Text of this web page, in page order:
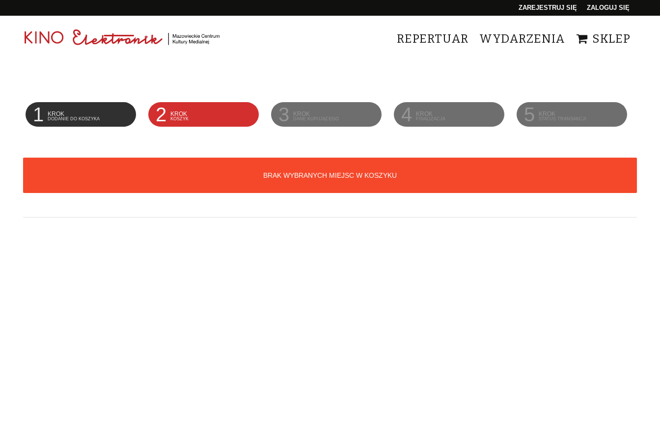
ZAREJESTRUJ SIĘ ZALOGUJ SIĘ
REPERTUAR WYDARZENIA SKLEP
1 KROK
DODANIE DO KOSZYKA 2 KROK
KOSZYK 3 KROK
DANE KUPUJĄCEGO 4 KROK
FINALIZACJA 5 KROK
STATUS TRANSAKCJI
BRAK WYBRANYCH MIEJSC W KOSZYKU